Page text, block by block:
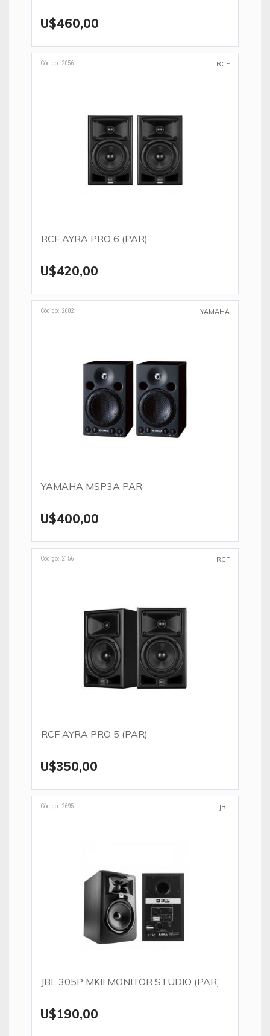
U$460,00
Código: 2056 RCF
RCF AYRA PRO 6 (PAR)
U$420,00
Código: 2602 YAMAHA
YAMAHA MSP3A PAR
U$400,00
Código: 2156 RCF
RCF AYRA PRO 5 (PAR)
U$350,00
Código: 2695 JBL
JBL 305P MKII MONITOR STUDIO (PAR)
U$190,00